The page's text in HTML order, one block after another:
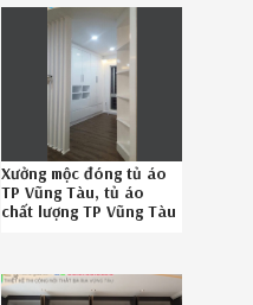
Xưởng mộc đóng tủ áo
TP Vũng Tàu, tủ áo
chất lượng TP Vũng Tàu